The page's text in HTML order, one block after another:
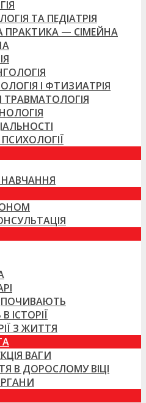
ТА ПЕДІАТРІЯ
ПРАКТИКА — СІМЕЙНА
І ФТИЗИАТРІЯ
ТРАВМАТОЛОГІЯ
ІСТОРІЇ
З ЖИТТЯ
ВАГИ
В ДОРОСЛОМУ ВІЦІ